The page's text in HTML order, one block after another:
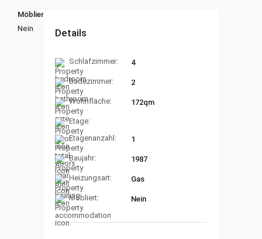
Möbliert:
Nein
Details
Schlafzimmer: 4
Badezimmer: 2
Wohnfläche: 172qm
Etage:
Etagenanzahl:
1
Baujahr: 1987
Heizungsart: Gas
Möbliert: Nein